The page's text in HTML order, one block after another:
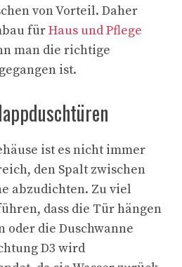
von Vorteil. Daher
fürHaus und Pflege
man die richtige
ist.
ist es nicht immer
den Spalt zwischen
abzudichten. Zu viel
dass die Tür hängen
oder die Duschwanne
D3 wird